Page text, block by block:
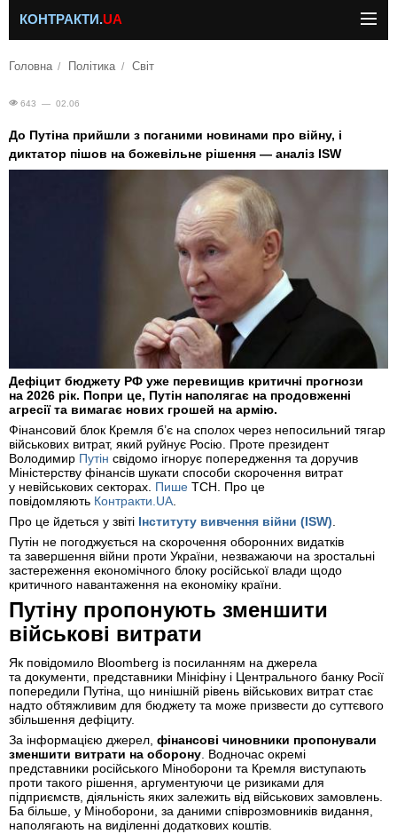
КОНТРАКТИ.UA
Головна Політика Світ
643 — 02.06
До Путіна прийшли з поганими новинами про війну, і
диктатор пішов на божевільне рішення — аналіз ISW
Дефіцит бюджету РФ уже перевищив критичні прогнози
на 2026 рік. Попри це, Путін наполягає на продовженні
агресії та вимагає нових грошей на армію.
Фінансовий блок Кремля б’є на сполох через непосильний тягар
військових витрат, який руйнує Росію. Проте президент
Володимир Путін свідомо ігнорує попередження та доручив
Міністерству фінансів шукати способи скорочення витрат
у невійськових секторах. Пише ТСН. Про це
повідомляють Контракти.UA.
Про це йдеться у звіті Інституту вивчення війни (ISW).
Путін не погоджується на скорочення оборонних видатків
та завершення війни проти України, незважаючи на зростальні
застереження економічного блоку російської влади щодо
критичного навантаження на економіку країни.
Путіну пропонують зменшити
військові витрати
Як повідомило Bloomberg із посиланням на джерела
та документи, представники Мініфіну і Центрального банку Росії
попередили Путіна, що нинішній рівень військових витрат стає
надто обтяжливим для бюджету та може призвести до суттєвого
збільшення дефіциту.
За інформацією джерел, фінансові чиновники пропонували
зменшити витрати на оборону. Водночас окремі
представники російського Міноборони та Кремля виступають
проти такого рішення, аргументуючи це ризиками для
підприємств, діяльність яких залежить від військових замовлень.
Ба більше, у Міноборони, за даними співрозмовників видання,
наполягають на виділенні додаткових коштів.